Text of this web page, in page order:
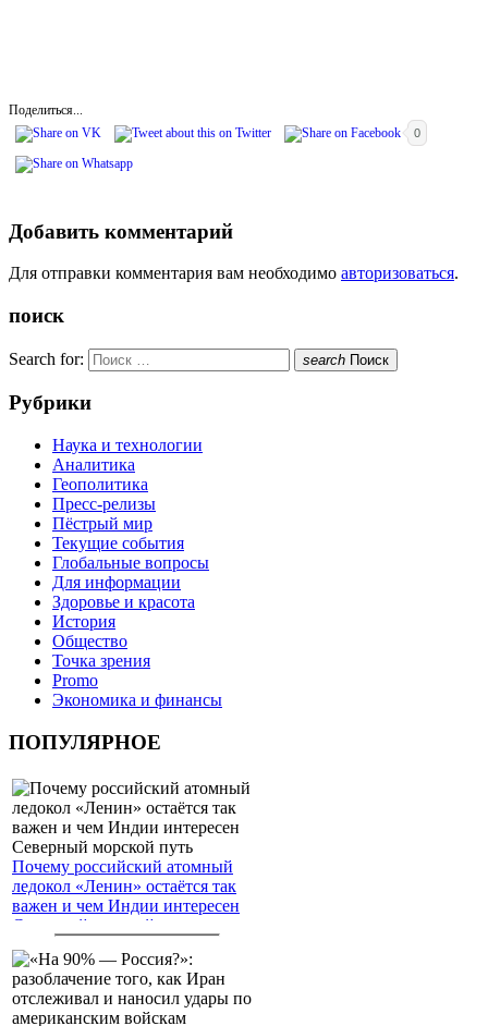
Поделиться...
0
Добавить комментарий
Для отправки комментария вам необходимо авторизоваться.
поиск
Search for: search Поиск
Рубрики
Наука и технологии
Аналитика
Геополитика
Пресс-релизы
Пёстрый мир
Текущие события
Глобальные вопросы
Для информации
Здоровье и красота
История
Общество
Точка зрения
Promo
Экономика и финансы
ПОПУЛЯРНОЕ
Почему российский атомный
ледокол «Ленин» остаётся так
важен и чем Индии интересен
Северный морской путь